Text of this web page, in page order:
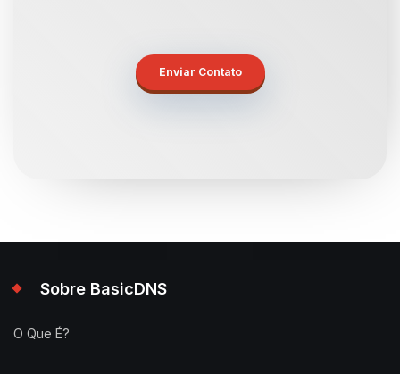
Sobre BasicDNS
O Que É?